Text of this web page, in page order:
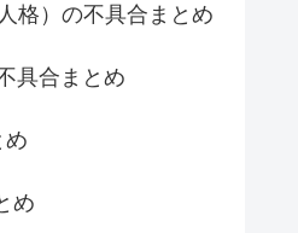
格）の不具合まとめ
具合まとめ
め
め